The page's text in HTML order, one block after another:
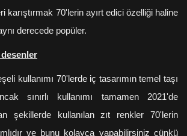
karıştırmak 70'lerin ayırt edici özelliği haline
derecede popüler.
kullanımı 70'lerde iç tasarımın temel taşı
sınırlı kullanımı tamamen 2021'de
şekillerde kullanılan zıt renkler 70'lerin
ve bunu kolayca yapabilirsiniz çünkü